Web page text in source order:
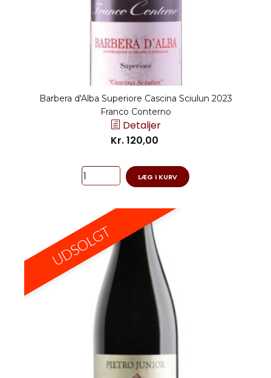
Barbera d'Alba Superiore Cascina Sciulun 2023
Franco Conterno
Detaljer
Kr. 120,00
LÆG I KURV